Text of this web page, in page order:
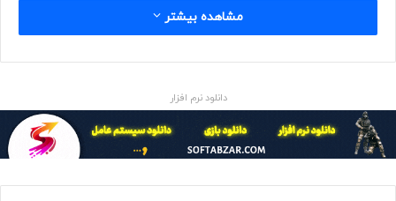
5G تراشه‌ی ۷ نانومتری Dimensity 720 مدیاتک بار پردازشی را به
Cortex-A55 به‌عنوان CPU استفاده می‌کند و برای پردازش‌های
گرافیکی نیز به ماژول ۳ هسته‌ای Mali-G57 اتکا دارد.
تفاوت بین پوکو X3 و پوکو X3 پرو به تراشه‌ی آن‌ها بازمی‌گردد؛
مشاهده بیشتر
دانلود نرم افزار